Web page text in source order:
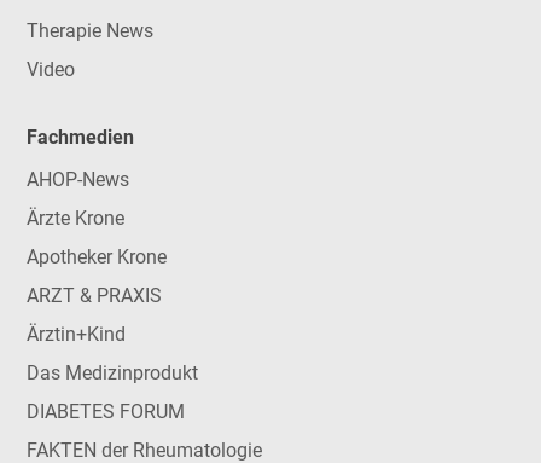
Therapie News
Video
Fachmedien
AHOP-News
Ärzte Krone
Apotheker Krone
ARZT & PRAXIS
Ärztin+Kind
Das Medizinprodukt
DIABETES FORUM
FAKTEN der Rheumatologie